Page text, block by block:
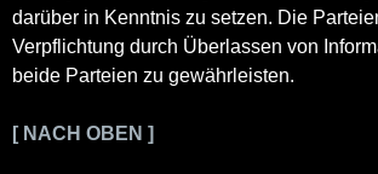
darüber in Kenntnis zu setzen. Die
Verpflichtung durch Überlassen von
beide Parteien zu gewährleisten.
[ NACH OBEN ]